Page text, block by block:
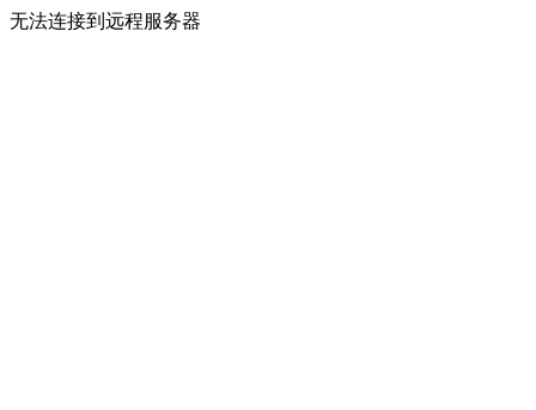
无法连接到远程服务器